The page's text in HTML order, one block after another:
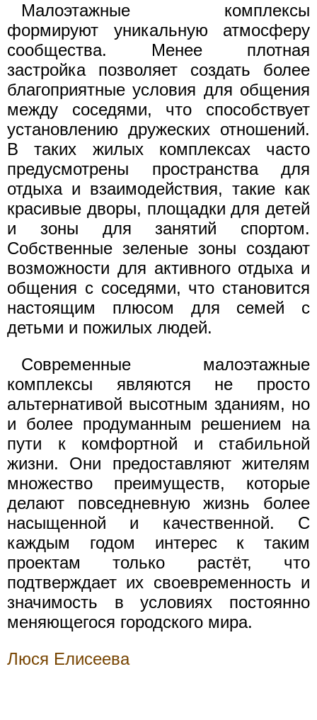
Малоэтажные комплексы
формируют уникальную атмосферу
сообщества. Менее плотная
застройка позволяет создать более
благоприятные условия для общения
между соседями, что способствует
установлению дружеских отношений.
В таких жилых комплексах часто
предусмотрены пространства для
отдыха и взаимодействия, такие как
красивые дворы, площадки для детей
и зоны для занятий спортом.
Собственные зеленые зоны создают
возможности для активного отдыха и
общения с соседями, что становится
настоящим плюсом для семей с
детьми и пожилых людей.
Современные малоэтажные
комплексы являются не просто
альтернативой высотным зданиям, но
и более продуманным решением на
пути к комфортной и стабильной
жизни. Они предоставляют жителям
множество преимуществ, которые
делают повседневную жизнь более
насыщенной и качественной. С
каждым годом интерес к таким
проектам только растёт, что
подтверждает их своевременность и
значимость в условиях постоянно
меняющегося городского мира.
Люся Елисеева